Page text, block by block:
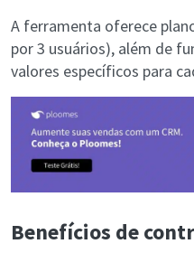
A ferramenta oferece
por 3 usuários), além de
valores específicos para
Benefícios de